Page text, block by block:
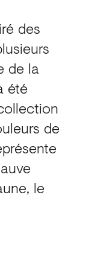
des
de la
été
de
le